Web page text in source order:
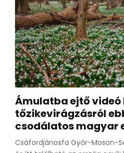
Ámulatba ejtő videó
tőzikevirágzásról
csodálatos magyar
Csáfordjánosfa Győr-Moson-